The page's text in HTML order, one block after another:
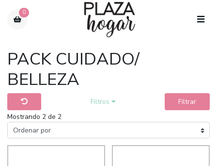
0
PACK CUIDADO/
BELLEZA
Filtros
Filtrar
Mostrando 2 de 2